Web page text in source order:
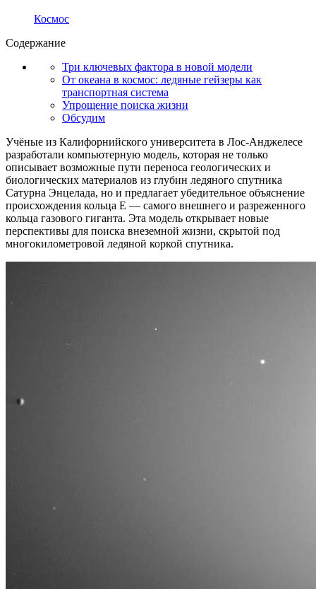
Космос
Содержание
Три ключевых фактора в новой модели
От океана в космос: ледяные гейзеры как
транспортная система
Упрощение поиска жизни
Обсудим
Учёные из Калифорнийского университета в Лос-Анджелесе
разработали компьютерную модель, которая не только
описывает возможные пути переноса геологических и
биологических материалов из глубин ледяного спутника
Сатурна Энцелада, но и предлагает убедительное объяснение
происхождения кольца Е — самого внешнего и разреженного
кольца газового гиганта. Эта модель открывает новые
перспективы для поиска внеземной жизни, скрытой под
многокилометровой ледяной коркой спутника.